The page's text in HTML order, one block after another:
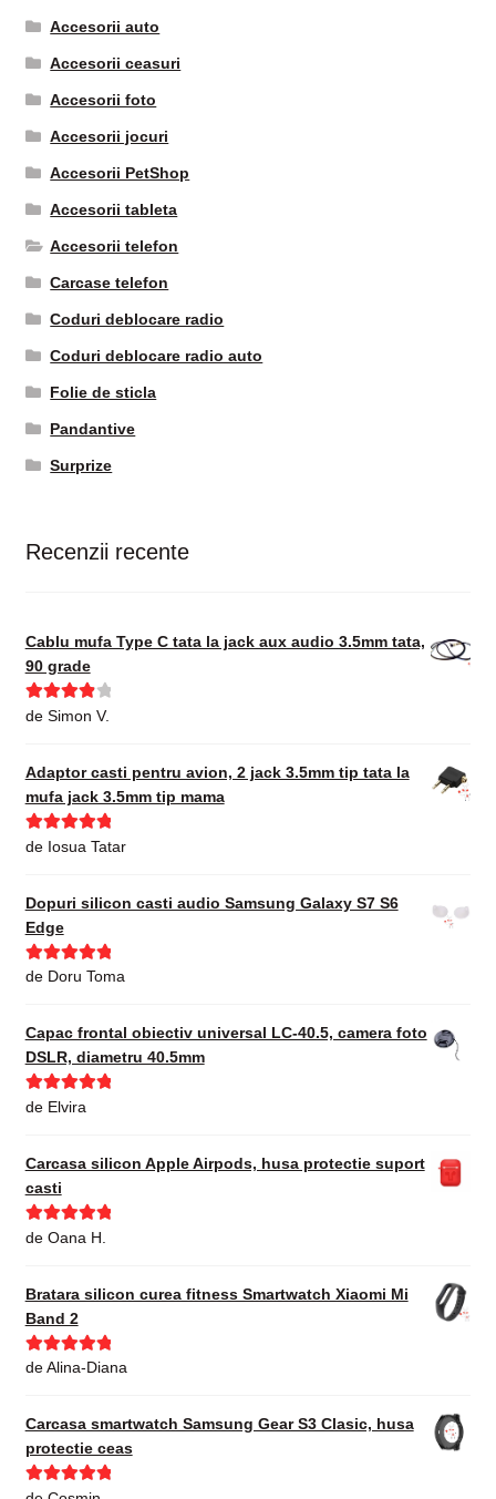
Accesorii auto
Accesorii ceasuri
Accesorii foto
Accesorii jocuri
Accesorii PetShop
Accesorii tableta
Accesorii telefon
Carcase telefon
Coduri deblocare radio
Coduri deblocare radio auto
Folie de sticla
Pandantive
Surprize
Recenzii recente
Cablu mufa Type C tata la jack aux audio 3.5mm tata,
90 grade
Evaluat la
de Simon V.
Adaptor casti pentru avion, 2 jack 3.5mm tip tata la
mufa jack 3.5mm tip mama
Evaluat la5
de Iosua Tatar
Dopuri silicon casti audio Samsung Galaxy S7 S6
Edge
Evaluat la5
de Doru Toma
Capac frontal obiectiv universal LC-40.5, camera foto
DSLR, diametru 40.5mm
Evaluat la
de Elvira
Carcasa silicon Apple Airpods, husa protectie suport
casti
Evaluat la5
de Oana H.
Bratara silicon curea fitness Smartwatch Xiaomi Mi
Band 2
Evaluat la5
de Alina-Diana
Carcasa smartwatch Samsung Gear S3 Clasic, husa
protectie ceas